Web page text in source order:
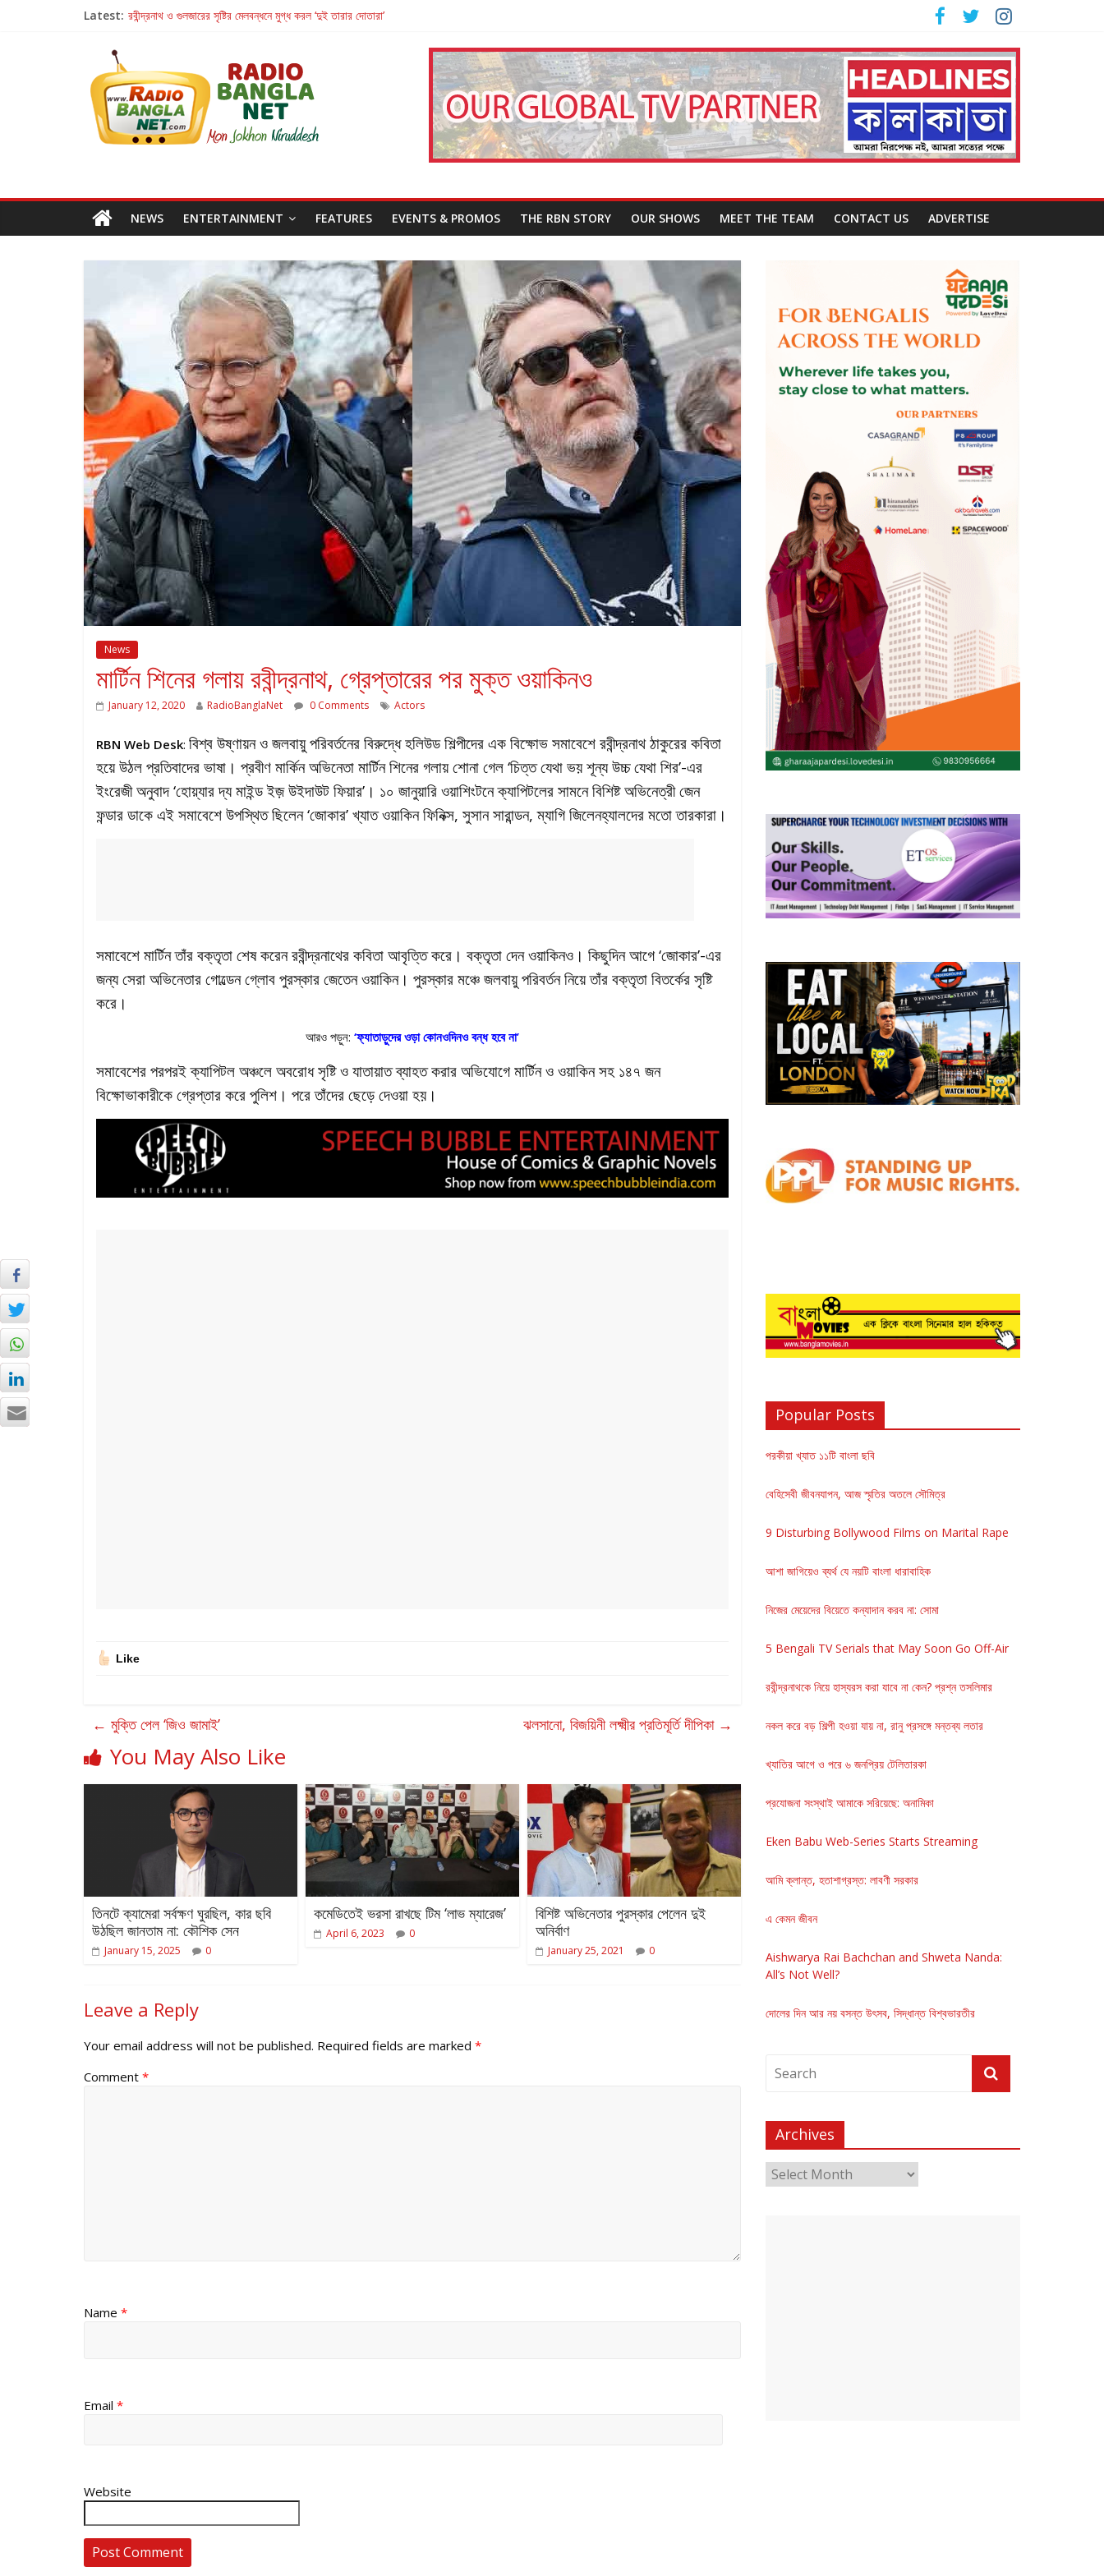
Latest: রবীন্দ্রনাথ ও গুলজারের সৃষ্টির মেলবন্ধনে মুগ্ধ করল ‘দুই তারার দোতারা’
Retribution: A Thought-Provoking Short Film That Challenges Our Understanding of Justice
হাওয়া বদলের টলিউডে ‘তুমি এলে তাই’
NEWS ENTERTAINMENT FEATURES EVENTS & PROMOS THE RBN STORY OUR SHOWS MEET THE TEAM CONTACT US ADVERTISE
News
মার্টিন শিনের গলায় রবীন্দ্রনাথ, গ্রেপ্তারের পর মুক্ত ওয়াকিনও
January 12, 2020 RadioBanglaNet 0 Comments Actors
RBN Web Desk: বিশ্ব উষ্ণায়ন ও জলবায়ু পরিবর্তনের বিরুদ্ধে হলিউড শিল্পীদের এক বিক্ষোভ সমাবেশে রবীন্দ্রনাথ ঠাকুরের কবিতা
হয়ে উঠল প্রতিবাদের ভাষা। প্রবীণ মার্কিন অভিনেতা মার্টিন শিনের গলায় শোনা গেল ‘চিত্ত যেথা ভয় শূন্য উচ্চ যেথা শির’-এর
ইংরেজী অনুবাদ ‘হোয়্যার দ্য মাইন্ড ইজ় উইদাউট ফিয়ার’। ১০ জানুয়ারি ওয়াশিংটনে ক্যাপিটলের সামনে বিশিষ্ট অভিনেত্রী জেন
ফন্ডার ডাকে এই সমাবেশে উপস্থিত ছিলেন ‘জোকার’ খ্যাত ওয়াকিন ফিনিক্স, সুসান সারান্ডন, ম্যাগি জিলেনহ্যালদের মতো তারকারা।
সমাবেশে মার্টিন তাঁর বক্তৃতা শেষ করেন রবীন্দ্রনাথের কবিতা আবৃত্তি করে। বক্তৃতা দেন ওয়াকিনও। কিছুদিন আগে ‘জোকার’-এর
জন্য সেরা অভিনেতার গোল্ডেন গ্লোব পুরস্কার জেতেন ওয়াকিন। পুরস্কার মঞ্চে জলবায়ু পরিবর্তন নিয়ে তাঁর বক্তৃতা বিতর্কের সৃষ্টি
করে।
আরও পড়ুন: ‘ফ্যাতাড়ুদের ওড়া কোনওদিনও বন্ধ হবে না’
সমাবেশের পরপরই ক্যাপিটল অঞ্চলে অবরোধ সৃষ্টি ও যাতায়াত ব্যাহত করার অভিযোগে মার্টিন ও ওয়াকিন সহ ১৪৭ জন
বিক্ষোভাকারীকে গ্রেপ্তার করে পুলিশ। পরে তাঁদের ছেড়ে দেওয়া হয়।
Like
← মুক্তি পেল ‘জিও জামাই’ ঝলসানো, বিজয়িনী লক্ষ্মীর প্রতিমূর্তি দীপিকা →
You May Also Like
তিনটে ক্যামেরা সর্বক্ষণ ঘুরছিল, কার ছবি
উঠছিল জানতাম না: কৌশিক সেন
January 15, 2025 0
কমেডিতেই ভরসা রাখছে টিম ‘লাভ ম্যারেজ’
April 6, 2023 0
বিশিষ্ট অভিনেতার পুরস্কার পেলেন দুই
অনির্বাণ
January 25, 2021 0
Leave a Reply
Your email address will not be published. Required fields are marked *
Comment *
Name *
Email *
Website
Popular Posts
পরকীয়া খ্যাত ১১টি বাংলা ছবি
বেহিসেবী জীবনযাপন, আজ স্মৃতির অতলে সৌমিত্র
9 Disturbing Bollywood Films on Marital Rape
আশা জাগিয়েও ব্যর্থ যে নয়টি বাংলা ধারাবাহিক
নিজের মেয়েদের বিয়েতে কন্যাদান করব না: সোমা
5 Bengali TV Serials that May Soon Go Off-Air
রবীন্দ্রনাথকে নিয়ে হাস্যরস করা যাবে না কেন? প্রশ্ন তসলিমার
নকল করে বড় শিল্পী হওয়া যায় না, রানু প্রসঙ্গে মন্তব্য লতার
খ্যাতির আগে ও পরে ৬ জনপ্রিয় টেলিতারকা
প্রযোজনা সংস্থাই আমাকে সরিয়েছে: অনামিকা
Eken Babu Web-Series Starts Streaming
আমি ক্লান্ত, হতাশাগ্রস্ত: লাবণী সরকার
এ কেমন জীবন
Aishwarya Rai Bachchan and Shweta Nanda:
All’s Not Well?
দোলের দিন আর নয় বসন্ত উৎসব, সিদ্ধান্ত বিশ্বভারতীর
Archives